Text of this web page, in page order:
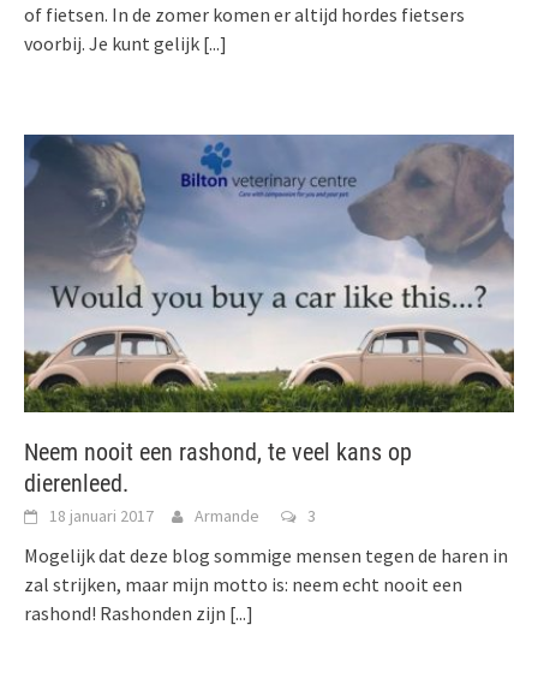
of fietsen. In de zomer komen er altijd hordes fietsers
voorbij. Je kunt gelijk [...]
Neem nooit een rashond, te veel kans op
dierenleed.
18 januari 2017 Armande 3
Mogelijk dat deze blog sommige mensen tegen de haren in
zal strijken, maar mijn motto is: neem echt nooit een
rashond! Rashonden zijn [...]